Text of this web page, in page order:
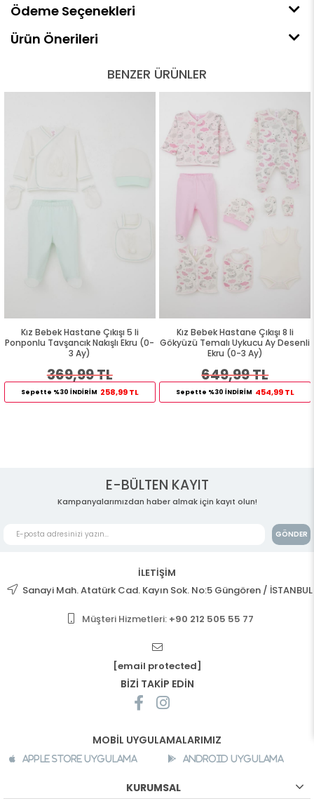
Ödeme Seçenekleri
Ürün Önerileri
BENZER ÜRÜNLER
Kız Bebek Hastane Çıkışı 5 li
Ponponlu Tavşancık Nakışlı Ekru (0-
3 Ay)
369,99 TL
Sepette %30 İNDİRİM 258,99 TL
Kız Bebek Hastane Çıkışı 8 li
Gökyüzü Temalı Uykucu Ay Desenli
Ekru (0-3 Ay)
649,99 TL
Sepette %30 İNDİRİM 454,99 TL
E-BÜLTEN KAYIT
Kampanyalarımızdan haber almak için kayıt olun!
GÖNDER
İLETİŞİM
Sanayi Mah. Atatürk Cad. Kayın Sok. No:5 Güngören / İSTANBUL
Müşteri Hizmetleri: +90 212 505 55 77
[email protected]
BİZİ TAKİP EDİN
MOBİL UYGULAMALARIMIZ
Apple Store Uygulama Android Uygulama
KURUMSAL